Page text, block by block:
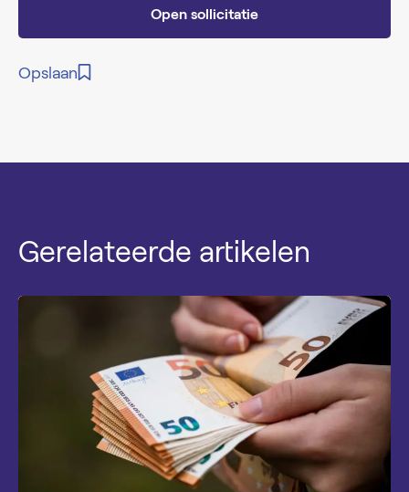
Open sollicitatie
Opslaan
Gerelateerde artikelen